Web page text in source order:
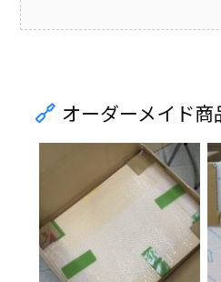
オーダーメイド商